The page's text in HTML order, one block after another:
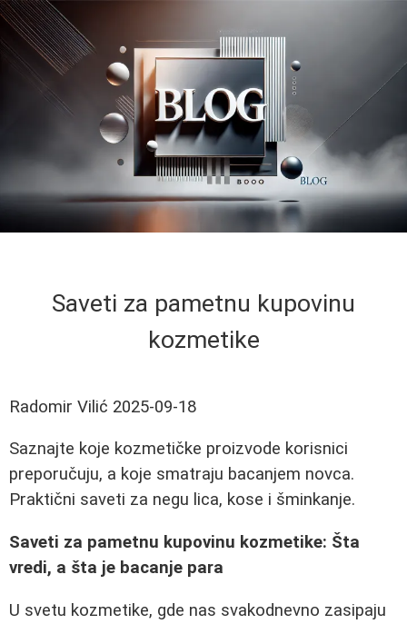
Saveti za pametnu kupovinu
kozmetike
Radomir Vilić 2025-09-18
Saznajte koje kozmetičke proizvode korisnici
preporučuju, a koje smatraju bacanjem novca.
Praktični saveti za negu lica, kose i šminkanje.
Saveti za pametnu kupovinu kozmetike: Šta
vredi, a šta je bacanje para
U svetu kozmetike, gde nas svakodnevno zasipaju